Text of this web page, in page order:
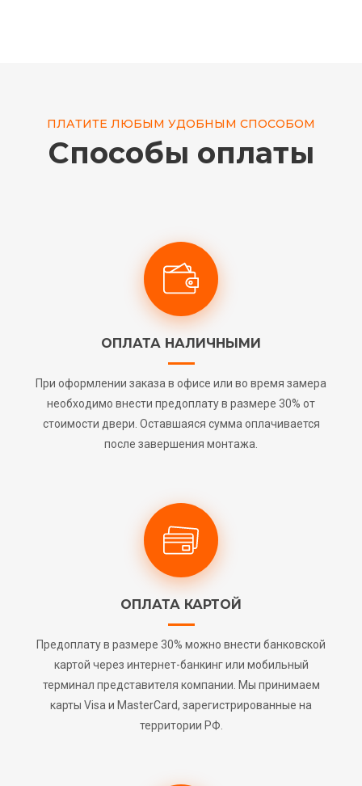
ПЛАТИТЕ ЛЮБЫМ УДОБНЫМ СПОСОБОМ
Способы оплаты
ОПЛАТА НАЛИЧНЫМИ
При оформлении заказа в офисе или во время замера
необходимо внести предоплату в размере 30% от
стоимости двери. Оставшаяся сумма оплачивается
после завершения монтажа.
ОПЛАТА КАРТОЙ
Предоплату в размере 30% можно внести банковской
картой через интернет-банкинг или мобильный
терминал представителя компании. Мы принимаем
карты Visa и MasterCard, зарегистрированные на
территории РФ.